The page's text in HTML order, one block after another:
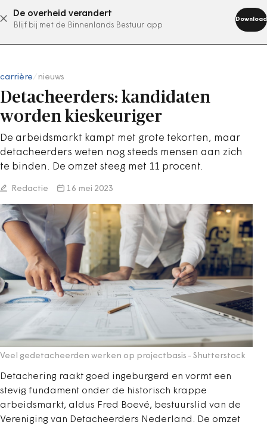
De overheid verandert
Blijf bij met de Binnenlands Bestuur app
Download
abonneer nu
carrière nieuws
Detacheerders: kandidaten
worden kieskeuriger
De arbeidsmarkt kampt met grote tekorten, maar
detacheerders weten nog steeds mensen aan zich
te binden. De omzet steeg met 11 procent.
Redactie 16 mei 2023
Veel gedetacheerden werken op projectbasis - Shutterstock
Detachering raakt goed ingeburgerd en vormt een
stevig fundament onder de historisch krappe
arbeidsmarkt, aldus Fred Boevé, bestuurslid van de
Vereniging van Detacheerders Nederland. De omzet